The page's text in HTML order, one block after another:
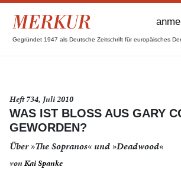
Gegründet 1947 als Deutsche Zeitschrift für europäisches
Heft 734, Juli 2010
WAS IST BLOSS AUS GARY
EWORDEN?
Über »The Sopranos« und »Deadwood«
vonKai Spanke